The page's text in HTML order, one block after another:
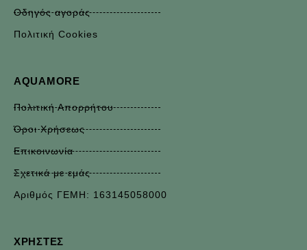
Οδηγός αγοράς
Πολιτική Cookies
AQUAMORE
Πολιτική Απορρήτου
Όροι Χρήσεως
Επικοινωνία
Σχετικά με εμάς
Αριθμός ΓΕΜΗ: 163145058000
ΧΡΉΣΤΕΣ